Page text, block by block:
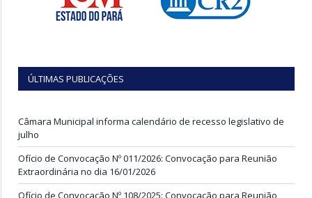
ÚLTIMAS PUBLICAÇÕES
Câmara Municipal informa calendário de recesso legislativo de
julho
Ofício de Convocação Nº 011/2026: Convocação para Reunião
Extraordinária no dia 16/01/2026